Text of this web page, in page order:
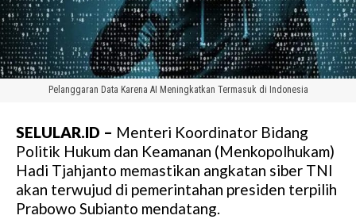
Pelanggaran Data Karena AI Meningkatkan Termasuk di Indonesia
SELULAR.ID – Menteri Koordinator Bidang
Politik Hukum dan Keamanan (Menkopolhukam)
Hadi Tjahjanto memastikan angkatan siber TNI
akan terwujud di pemerintahan presiden terpilih
Prabowo Subianto mendatang.